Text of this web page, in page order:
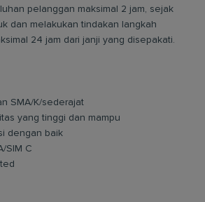
pelanggan maksimal 2 jam, sejak
dan melakukan tindakan langkah
24 jam dari janji yang disepakati.
SMA/K/sederajat
yang tinggi dan mampu
dengan baik
SIM C